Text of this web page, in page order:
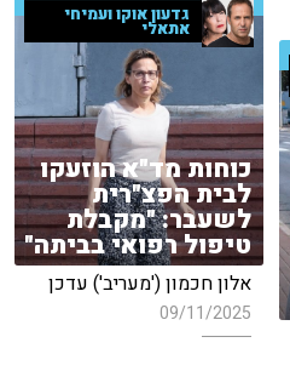
גדעון אוקו ועמיחי
אתאלי
כוחות מד"א הוזעקו
לבית הפצ"רית
לשעבר: "מקבלת
טיפול רפואי בביתה"
אלון חכמון ('מעריב') עדכן
09/11/2025